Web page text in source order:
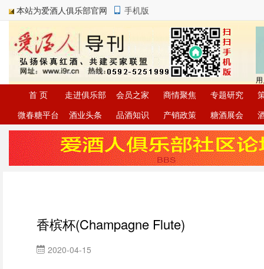
本站为爱酒人俱乐部官网 手机版
首 页 走进俱乐部 会员之家 商情聚焦 专题研究
微春糖平台
酒业头条 品酒知识 产销政策 糖酒展会
香槟杯(Champagne Flute)
2020-04-15